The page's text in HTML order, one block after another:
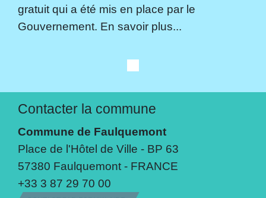
gratuit qui a été mis en place par le
Gouvernement. En savoir plus...
Contacter la commune
Commune de Faulquemont
Place de l'Hôtel de Ville - BP 63
57380 Faulquemont - FRANCE
+33 3 87 29 70 00